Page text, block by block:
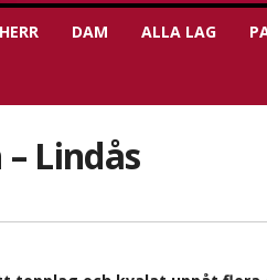
HERR DAM ALLA LAG
Lindås